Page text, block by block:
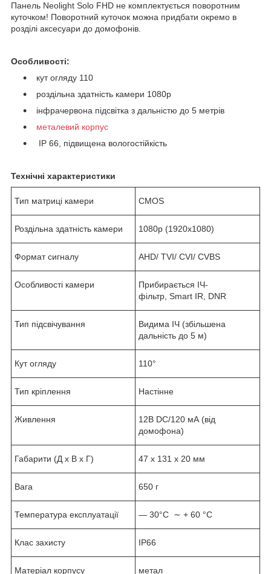
Панель Neolight Solo FHD не комплектується поворотним
куточком! Поворотний куточок можна придбати окремо в
розділі аксесуари до домофонів.
Особливості:
кут огляду 110
роздільна здатність камери 1080p
інфрачервона підсвітка з дальністю до 5 метрів
металевий корпус
IP 66, підвищена вологостійкість
Технічні характеристики
Тип матриці камери CMOS
Роздільна здатність камери 1080p (1920x1080)
Формат сигналу AHD/ TVI/ CVI/ CVBS
Особливості камери
Прибирається ІЧ-
фільтр, Smart IR, DNR
Тип підсвічування
Видима ІЧ (збільшена
дальність до 5 м)
Кут огляду 110°
Тип кріплення Настінне
Живлення
12В DC/120 мА (від
домофона)
Габарити (Д х В х Г) 47 х 131 х 20 мм
Вага 650 г
Температура експлуатації — 30°С ∼ + 60 °C
Клас захисту IP66
Матеріал корпусу метал